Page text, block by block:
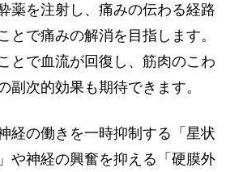
薬を注射し、痛みの伝わる経路
とで痛みの解消を目指します。
とで血流が回復し、筋肉のこわ
副次的効果も期待できます。
経の働きを一時抑制する「星状
や神経の興奮を抑える「硬膜外